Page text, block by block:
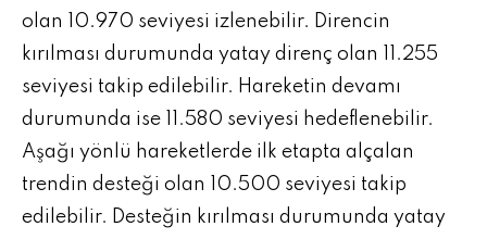
olan 10.970 seviyesi izlenebilir. Direncin
kırılması durumunda yatay direnç olan 11.255
seviyesi takip edilebilir. Hareketin devamı
durumunda ise 11.580 seviyesi hedeflenebilir.
Aşağı yönlü hareketlerde ilk etapta alçalan
trendin desteği olan 10.500 seviyesi takip
edilebilir. Desteğin kırılması durumunda yatay